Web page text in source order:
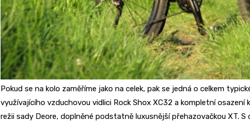
Pokud se na kolo zaměříme jako na celek, pak se jedná o celkem
využívajícího vzduchovou vidlici Rock Shox XC32 a kompletní
režii sady Deore, doplněné podstatně luxusnější přehazovačkou XT. S